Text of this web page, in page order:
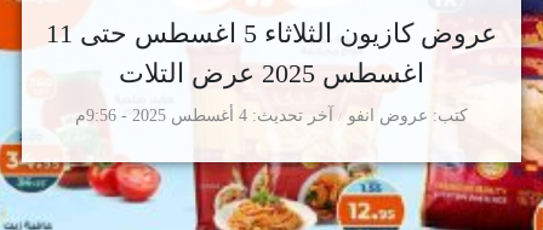
عروض كازيون الثلاثاء 5 اغسطس حتى 11
اغسطس 2025 عرض التلات
كتب عروض انفو آخر تحديث 4 أغسطس 2025 - 9:56م